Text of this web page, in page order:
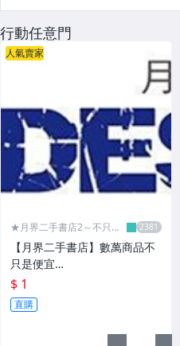
行動任意門
人氣賣家
★月界二手書店2～不只是
【月界二手書店】數萬商品不
只是便宜…
$ 1
直購